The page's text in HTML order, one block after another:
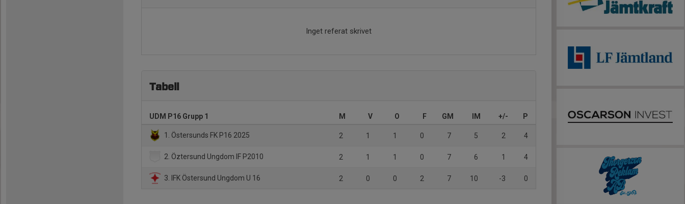
Inget referat skrivet
Tabell
UDM P16 Grupp 1 M V O F GM IM +/- P
1. Östersunds FK P16 2025 2 1 1 0 7 5 2 4
2. Öztersund Ungdom IF P2010 2 1 1 0 7 6 1 4
3. IFK Östersund Ungdom U 16 2 0 0 2 7 10 -3 0